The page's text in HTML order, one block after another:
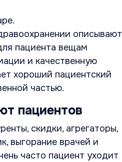
описывают
пациента вещам
и качественную
хороший пациентский
частью.
пациентов
скидки, агрегаторы,
выгорание врачей и
часто пациент уходит